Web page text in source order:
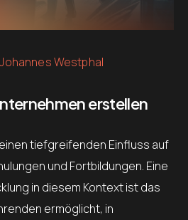
Johannes Westphal
erstellen
tiefgreifenden Einfluss auf
und Fortbildungen. Eine
in diesem Kontext ist das
ermöglicht, in